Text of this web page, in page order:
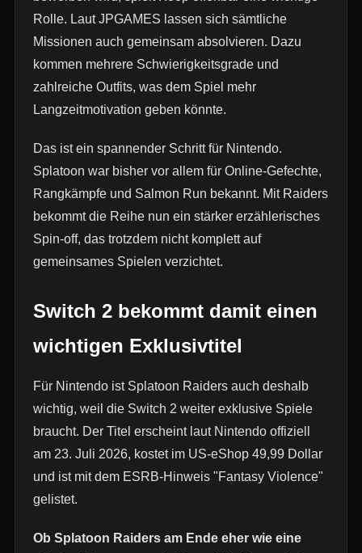
Rolle. Laut JPGAMES lassen sich sämtliche
Missionen auch gemeinsam absolvieren. Dazu
kommen mehrere Schwierigkeitsgrade und
zahlreiche Outfits, was dem Spiel mehr
Langzeitmotivation geben könnte.
Das ist ein spannender Schritt für Nintendo.
Splatoon war bisher vor allem für Online-Gefechte,
Rangkämpfe und Salmon Run bekannt. Mit Raiders
bekommt die Reihe nun ein stärker erzählerisches
Spin-off, das trotzdem nicht komplett auf
gemeinsames Spielen verzichtet.
Switch 2 bekommt damit einen
wichtigen Exklusivtitel
Für Nintendo ist Splatoon Raiders auch deshalb
wichtig, weil die Switch 2 weiter exklusive Spiele
braucht. Der Titel erscheint laut Nintendo offiziell
am 23. Juli 2026, kostet im US-eShop 49,99 Dollar
und ist mit dem ESRB-Hinweis "Fantasy Violence"
gelistet.
Ob Splatoon Raiders am Ende eher wie eine